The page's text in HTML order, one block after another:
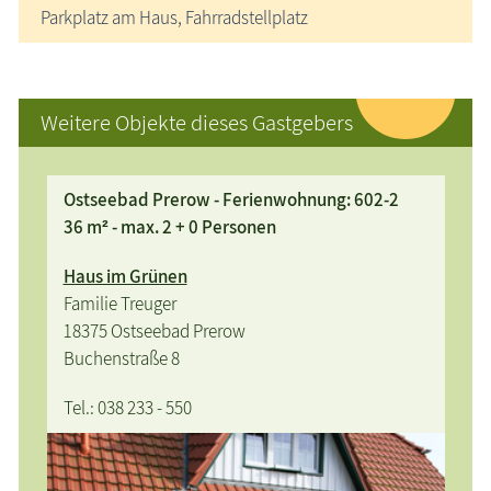
Parkplatz am Haus, Fahrradstellplatz
Weitere Objekte dieses Gastgebers
Ostseebad Prerow - Ferienwohnung: 602-2
36 m² - max. 2 + 0 Personen
Haus im Grünen
Familie Treuger
18375 Ostseebad Prerow
Buchenstraße 8
Tel.: 038 233 - 550